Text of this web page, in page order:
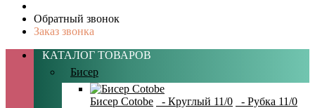
Обратный звонок
Заказ звонка
КАТАЛОГ ТОВАРОВ
Бисер
Бисер Cotobe - Круглый 11/0 - Рубка 11/0